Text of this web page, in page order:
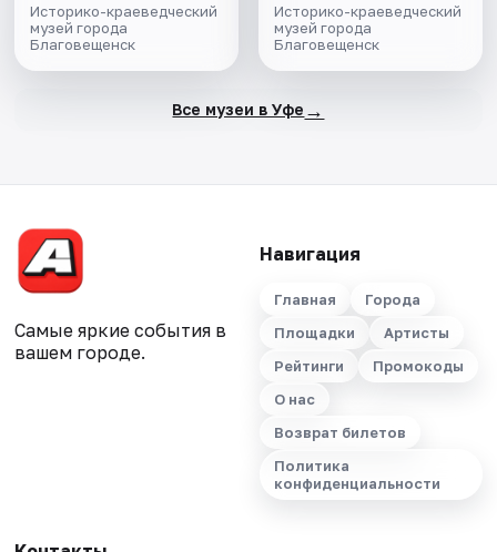
Историко-краеведческий
музей города
Благовещенск
Историко-краеведческий
музей города
Благовещенск
Все музеи в Уфе →
Самые яркие события в
вашем городе.
Навигация
Главная
Города
Площадки
Артисты
Рейтинги
Промокоды
О нас
Возврат билетов
Политика
конфиденциальности